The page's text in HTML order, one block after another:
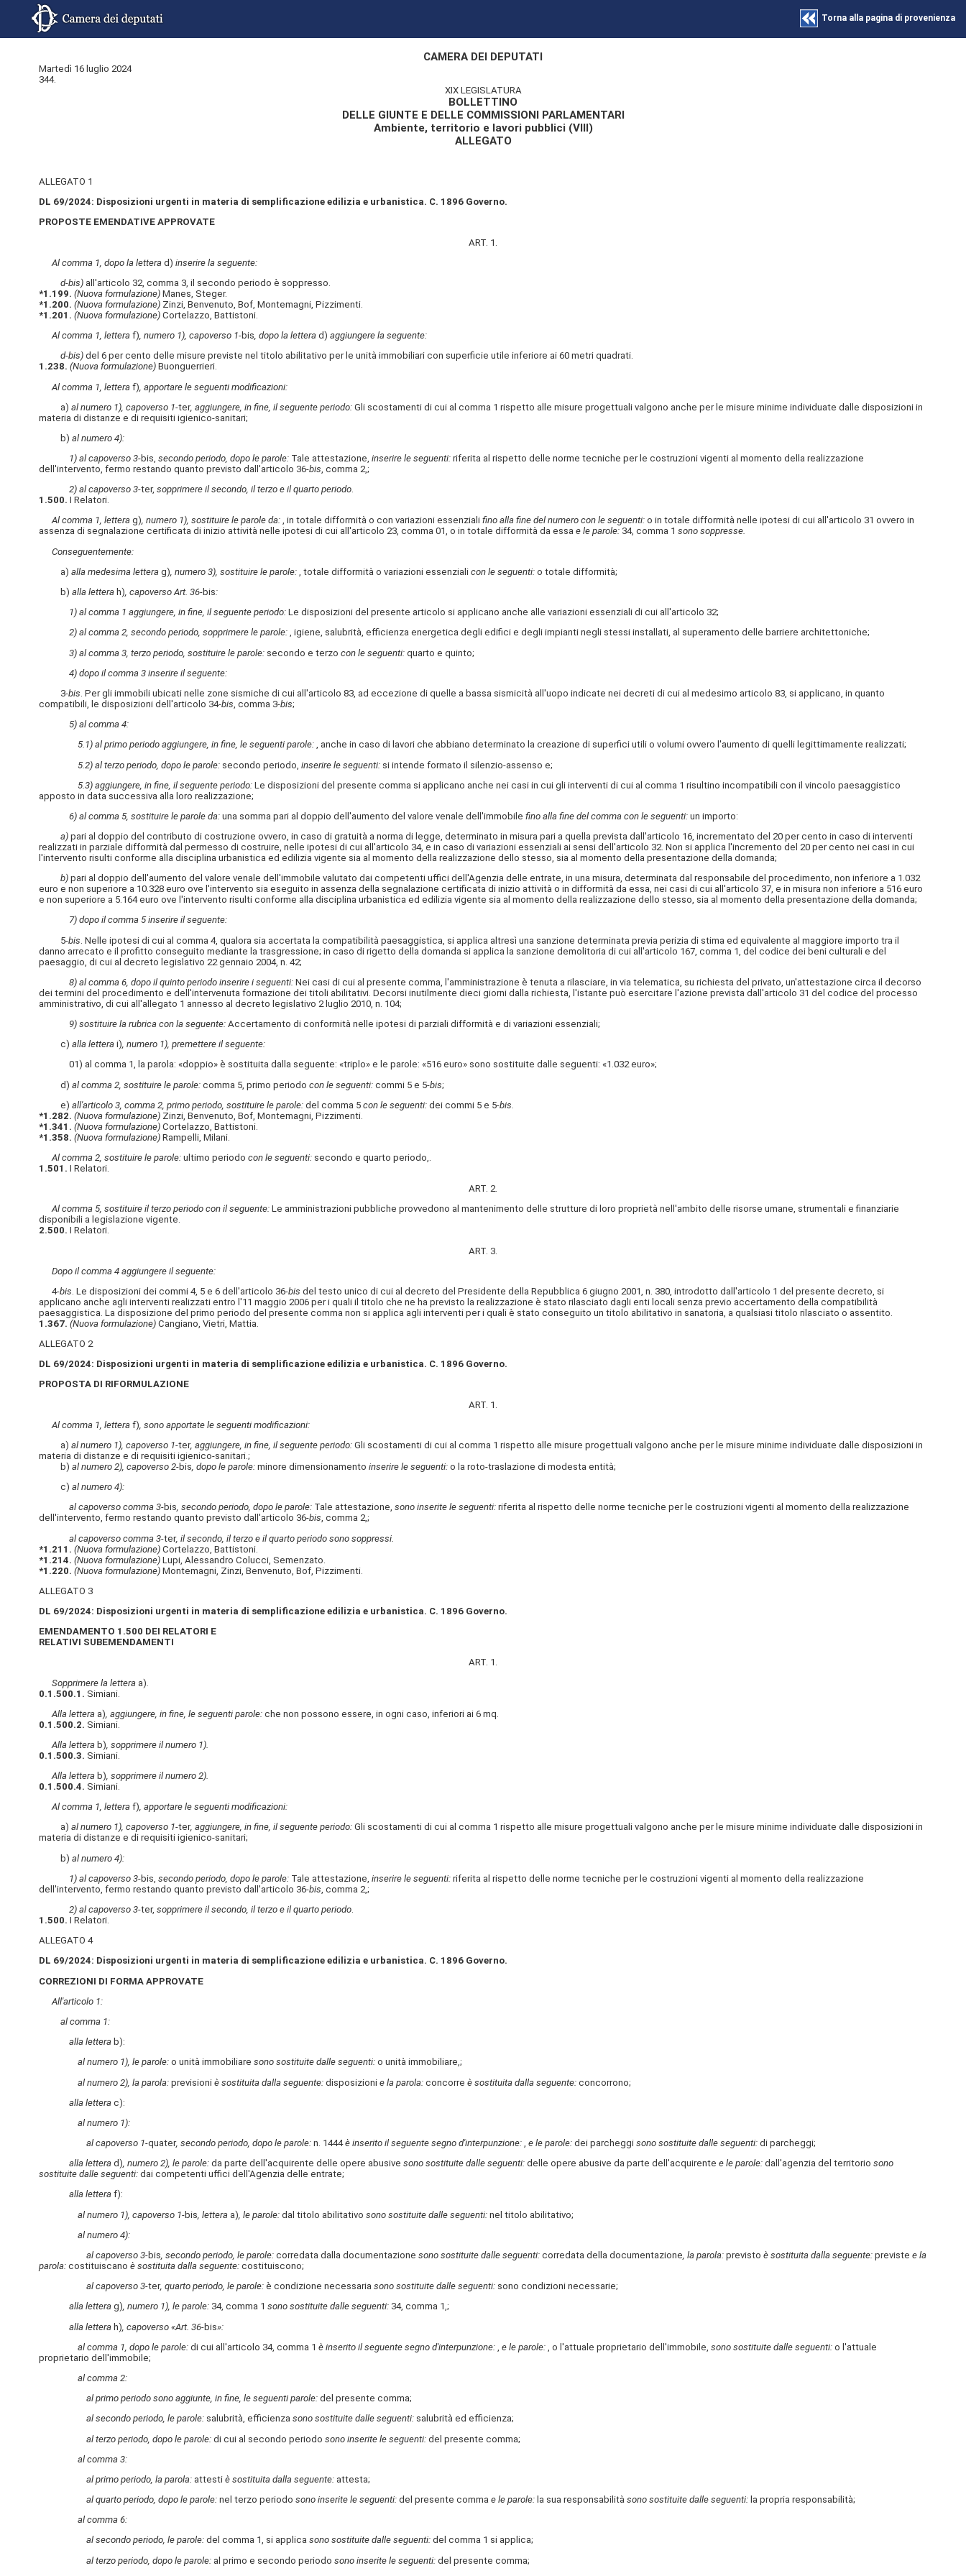
CAMERA DEI DEPUTATI
Martedì 16 luglio 2024
344.
XIX LEGISLATURA
BOLLETTINO
DELLE GIUNTE E DELLE COMMISSIONI PARLAMENTARI
Ambiente, territorio e lavori pubblici (VIII)
ALLEGATO
ALLEGATO 1
DL 69/2024: Disposizioni urgenti in materia di semplificazione edilizia e urbanistica. C. 1896 Governo.
PROPOSTE EMENDATIVE APPROVATE
ART. 1.
Al comma 1, dopo la lettera d) inserire la seguente:
d-bis)all'articolo 32, comma 3, il secondo periodo è soppresso.
*1.199. (Nuova formulazione)Manes, Steger.
*1.200. (Nuova formulazione)Zinzi, Benvenuto, Bof, Montemagni, Pizzimenti.
*1.201. (Nuova formulazione)Cortelazzo, Battistoni.
Al comma 1, lettera f), numero 1), capoverso 1-bis, dopo la lettera d) aggiungere la seguente:
d-bis)del 6 per cento delle misure previste nel titolo abilitativo per le unità immobiliari con superficie utile inferiore ai 60 metri quadrati.
1.238. (Nuova formulazione)Buonguerrieri.
Al comma 1, lettera f) , apportare le seguenti modificazioni:
a) al numero 1), capoverso 1-ter, aggiungere, in fine, il seguente periodo:Gli scostamenti di cui al comma 1 rispetto alle misure progettuali valgono anche per le misure minime individuate dalle disposizioni in
materia di distanze e di requisiti igienico-sanitari;
b) al numero 4):
1) al capoverso 3-bis, secondo periodo, dopo le parole:Tale attestazione, inserire le seguenti:riferita al rispetto delle norme tecniche per le costruzioni vigenti al momento della realizzazione
dell'intervento, fermo restando quanto previsto dall'articolo 36-bis, comma 2,;
2) al capoverso 3-ter, sopprimere il secondo, il terzo e il quarto periodo.
1.500. I Relatori.
Al comma 1, lettera g), numero 1), sostituire le parole da:, in totale difformità o con variazioni essenziali fino alla fine del numero con le seguenti:o in totale difformità nelle ipotesi di cui all'articolo 31 ovvero in
assenza di segnalazione certificata di inizio attività nelle ipotesi di cui all'articolo 23, comma 01, o in totale difformità da essa e le parole:34, comma 1 sono soppresse.
Conseguentemente:
a) alla medesima lettera g) , numero 3), sostituire le parole:, totale difformità o variazioni essenziali con le seguenti:o totale difformità;
b) alla lettera h), capoverso Art. 36-bis:
1) al comma 1 aggiungere, in fine, il seguente periodo:Le disposizioni del presente articolo si applicano anche alle variazioni essenziali di cui all'articolo 32;
2) al comma 2, secondo periodo, sopprimere le parole:, igiene, salubrità, efficienza energetica degli edifici e degli impianti negli stessi installati, al superamento delle barriere architettoniche;
3) al comma 3, terzo periodo, sostituire le parole:secondo e terzo con le seguenti:quarto e quinto;
4) dopo il comma 3 inserire il seguente:
3-bis . Per gli immobili ubicati nelle zone sismiche di cui all'articolo 83, ad eccezione di quelle a bassa sismicità all'uopo indicate nei decreti di cui al medesimo articolo 83, si applicano, in quanto
compatibili, le disposizioni dell'articolo 34-bis , comma 3-bis;
5) al comma 4:
5.1) al primo periodo aggiungere, in fine, le seguenti parole:, anche in caso di lavori che abbiano determinato la creazione di superfici utili o volumi ovvero l'aumento di quelli legittimamente realizzati;
5.2) al terzo periodo, dopo le parole:secondo periodo, inserire le seguenti:si intende formato il silenzio-assenso e;
5.3) aggiungere, in fine, il seguente periodo:Le disposizioni del presente comma si applicano anche nei casi in cui gli interventi di cui al comma 1 risultino incompatibili con il vincolo paesaggistico
apposto in data successiva alla loro realizzazione;
6) al comma 5, sostituire le parole da:una somma pari al doppio dell'aumento del valore venale dell'immobile fino alla fine del comma con le seguenti:un importo:
a)pari al doppio del contributo di costruzione ovvero, in caso di gratuità a norma di legge, determinato in misura pari a quella prevista dall'articolo 16, incrementato del 20 per cento in caso di interventi
realizzati in parziale difformità dal permesso di costruire, nelle ipotesi di cui all'articolo 34, e in caso di variazioni essenziali ai sensi dell'articolo 32. Non si applica l'incremento del 20 per cento nei casi in cui
l'intervento risulti conforme alla disciplina urbanistica ed edilizia vigente sia al momento della realizzazione dello stesso, sia al momento della presentazione della domanda;
b)pari al doppio dell'aumento del valore venale dell'immobile valutato dai competenti uffici dell'Agenzia delle entrate, in una misura, determinata dal responsabile del procedimento, non inferiore a 1.032
euro e non superiore a 10.328 euro ove l'intervento sia eseguito in assenza della segnalazione certificata di inizio attività o in difformità da essa, nei casi di cui all'articolo 37, e in misura non inferiore a 516 euro
e non superiore a 5.164 euro ove l'intervento risulti conforme alla disciplina urbanistica ed edilizia vigente sia al momento della realizzazione dello stesso, sia al momento della presentazione della domanda;
7) dopo il comma 5 inserire il seguente:
5-bis . Nelle ipotesi di cui al comma 4, qualora sia accertata la compatibilità paesaggistica, si applica altresì una sanzione determinata previa perizia di stima ed equivalente al maggiore importo tra il
danno arrecato e il profitto conseguito mediante la trasgressione; in caso di rigetto della domanda si applica la sanzione demolitoria di cui all'articolo 167, comma 1, del codice dei beni culturali e del
paesaggio, di cui al decreto legislativo 22 gennaio 2004, n. 42;
8) al comma 6, dopo il quinto periodo inserire i seguenti:Nei casi di cui al presente comma, l'amministrazione è tenuta a rilasciare, in via telematica, su richiesta del privato, un'attestazione circa il decorso
dei termini del procedimento e dell'intervenuta formazione dei titoli abilitativi. Decorsi inutilmente dieci giorni dalla richiesta, l'istante può esercitare l'azione prevista dall'articolo 31 del codice del processo
amministrativo, di cui all'allegato 1 annesso al decreto legislativo 2 luglio 2010, n. 104;
9) sostituire la rubrica con la seguente:Accertamento di conformità nelle ipotesi di parziali difformità e di variazioni essenziali;
c) alla lettera i), numero 1), premettere il seguente:
01) al comma 1, la parola: «doppio» è sostituita dalla seguente: «triplo» e le parole: «516 euro» sono sostituite dalle seguenti: «1.032 euro»;
d) al comma 2, sostituire le parole:comma 5, primo periodo con le seguenti:commi 5 e 5-bis;
e) all'articolo 3, comma 2, primo periodo, sostituire le parole:del comma 5 con le seguenti:dei commi 5 e 5-bis
*1.282. (Nuova formulazione)Zinzi, Benvenuto, Bof, Montemagni, Pizzimenti.
*1.341. (Nuova formulazione)Cortelazzo, Battistoni.
*1.358. (Nuova formulazione)Rampelli, Milani.
Al comma 2, sostituire le parole:ultimo periodo con le seguenti:secondo e quarto periodo,.
1.501. I Relatori.
ART. 2.
Al comma 5, sostituire il terzo periodo con il seguente:Le amministrazioni pubbliche provvedono al mantenimento delle strutture di loro proprietà nell'ambito delle risorse umane, strumentali e finanziarie
disponibili a legislazione vigente.
2.500. I Relatori.
ART. 3.
Dopo il comma 4 aggiungere il seguente:
4-bis . Le disposizioni dei commi 4, 5 e 6 dell'articolo 36-bis del testo unico di cui al decreto del Presidente della Repubblica 6 giugno 2001, n. 380, introdotto dall'articolo 1 del presente decreto, si
applicano anche agli interventi realizzati entro l'11 maggio 2006 per i quali il titolo che ne ha previsto la realizzazione è stato rilasciato dagli enti locali senza previo accertamento della compatibilità
paesaggistica. La disposizione del primo periodo del presente comma non si applica agli interventi per i quali è stato conseguito un titolo abilitativo in sanatoria, a qualsiasi titolo rilasciato o assentito.
1.367. (Nuova formulazione)Cangiano, Vietri, Mattia.
ALLEGATO 2
DL 69/2024: Disposizioni urgenti in materia di semplificazione edilizia e urbanistica. C. 1896 Governo.
PROPOSTA DI RIFORMULAZIONE
ART. 1.
Al comma 1, lettera f) , sono apportate le seguenti modificazioni:
a) al numero 1), capoverso 1-ter, aggiungere, in fine, il seguente periodo:Gli scostamenti di cui al comma 1 rispetto alle misure progettuali valgono anche per le misure minime individuate dalle disposizioni in
materia di distanze e di requisiti igienico-sanitari.;
b) al numero 2), capoverso 2-bis, dopo le parole:minore dimensionamento inserire le seguenti:o la roto-traslazione di modesta entità;
c) al numero 4):
al capoverso comma 3-bis, secondo periodo, dopo le parole:Tale attestazione, sono inserite le seguenti:riferita al rispetto delle norme tecniche per le costruzioni vigenti al momento della realizzazione
dell'intervento, fermo restando quanto previsto dall'articolo 36-bis, comma 2,;
al capoverso comma 3-ter, il secondo, il terzo e il quarto periodo sono soppressi.
*1.211. (Nuova formulazione)Cortelazzo, Battistoni.
*1.214. (Nuova formulazione)Lupi, Alessandro Colucci, Semenzato.
*1.220. (Nuova formulazione)Montemagni, Zinzi, Benvenuto, Bof, Pizzimenti.
ALLEGATO 3
DL 69/2024: Disposizioni urgenti in materia di semplificazione edilizia e urbanistica. C. 1896 Governo.
EMENDAMENTO 1.500 DEI RELATORI E
RELATIVI SUBEMENDAMENTI
ART. 1.
Sopprimere la lettera a)
0.1.500.1. Simiani.
Alla lettera a) , aggiungere, in fine, le seguenti parole:che non possono essere, in ogni caso, inferiori ai 6 mq.
0.1.500.2. Simiani.
Alla lettera b) , sopprimere il numero 1).
0.1.500.3. Simiani.
Alla lettera b), sopprimere il numero 2).
0.1.500.4. Simiani.
Al comma 1, lettera f), apportare le seguenti modificazioni:
a) al numero 1), capoverso 1-ter, aggiungere, in fine, il seguente periodo:Gli scostamenti di cui al comma 1 rispetto alle misure progettuali valgono anche per le misure minime individuate dalle disposizioni in
materia di distanze e di requisiti igienico-sanitari;
b) al numero 4):
1) al capoverso 3-bis, secondo periodo, dopo le parole:Tale attestazione, inserire le seguenti:riferita al rispetto delle norme tecniche per le costruzioni vigenti al momento della realizzazione
dell'intervento, fermo restando quanto previsto dall'articolo 36-bis , comma 2,;
2) al capoverso 3-ter, sopprimere il secondo, il terzo e il quarto periodo.
1.500. I Relatori.
ALLEGATO 4
DL 69/2024: Disposizioni urgenti in materia di semplificazione edilizia e urbanistica. C. 1896 Governo.
CORREZIONI DI FORMA APPROVATE
All'articolo 1:
al comma 1:
alla lettera b):
al numero 1), le parole:o unità immobiliare sono sostituite dalle seguenti:o unità immobiliare,;
al numero 2), la parola:previsioni è sostituita dalla seguente:disposizioni e la parola:concorre è sostituita dalla seguente:concorrono;
alla lettera c):
al numero 1):
al capoverso 1-quater, secondo periodo, dopo le parole:n. 1444è inserito il seguente segno d'interpunzione:, e le parole:dei parcheggi sono sostituite dalle seguenti:di parcheggi;
alla lettera d), numero 2), le parole:da parte dell'acquirente delle opere abusive sono sostituite dalle seguenti:delle opere abusive da parte dell'acquirente e le parole:dall'agenzia del territorio sono
sostituite dalle seguenti:dai competenti uffici dell'Agenzia delle entrate;
alla lettera f):
al numero 1), capoverso 1-bis , lettera a) , le parole:dal titolo abilitativo sono sostituite dalle seguenti:nel titolo abilitativo;
al numero 4):
al capoverso 3-bis, secondo periodo, le parole:corredata dalla documentazione sono sostituite dalle seguenti:corredata della documentazione, la parola:previsto è sostituita dalla seguente:previste e la
parola:costituiscano è sostituita dalla seguente:costituiscono;
al capoverso 3-ter, quarto periodo, le parole:è condizione necessaria sono sostituite dalle seguenti:sono condizioni necessarie;
alla lettera g), numero 1), le parole:34, comma 1 sono sostituite dalle seguenti:34, comma 1,;
alla lettera h) , capoverso «Art. 36-bis»:
al comma 1, dopo le parole:di cui all'articolo 34, comma 1 è inserito il seguente segno d'interpunzione:, e le parole:, o l'attuale proprietario dell'immobile, sono sostituite dalle seguenti:o l'attuale
proprietario dell'immobile;
al comma 2:
al primo periodo sono aggiunte, in fine, le seguenti parole:del presente comma;
al secondo periodo, le parole:salubrità, efficienza sono sostituite dalle seguenti:salubrità ed efficienza;
al terzo periodo, dopo le parole:di cui al secondo periodo sono inserite le seguenti:del presente comma;
al comma 3:
al primo periodo, la parola:attesti è sostituita dalla seguente:attesta;
al quarto periodo, dopo le parole:nel terzo periodo sono inserite le seguenti:del presente comma e le parole:la sua responsabilità sono sostituite dalle seguenti:la propria responsabilità;
al comma 6:
al secondo periodo, le parole:del comma 1, si applica sono sostituite dalle seguenti:del comma 1 si applica;
al terzo periodo, dopo le parole:al primo e secondo periodo sono inserite le seguenti:del presente comma;
Torna alla pagina di provenienza